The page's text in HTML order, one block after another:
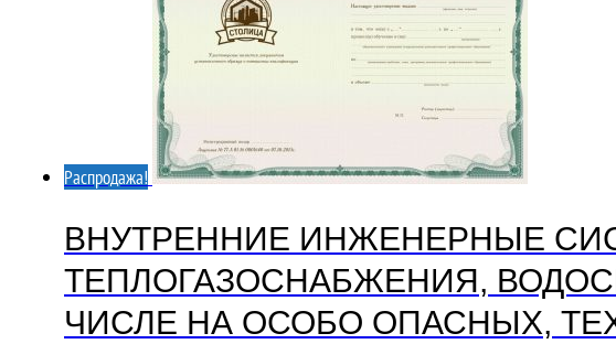
Распродажа!
ВНУТРЕННИЕ ИНЖЕНЕРНЫЕ
ТЕПЛОГАЗОСНАБЖЕНИЯ,
ЧИСЛЕ НА ОСОБО ОПАСНЫХ,